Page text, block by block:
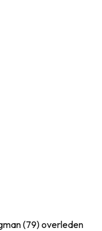
(79) overleden